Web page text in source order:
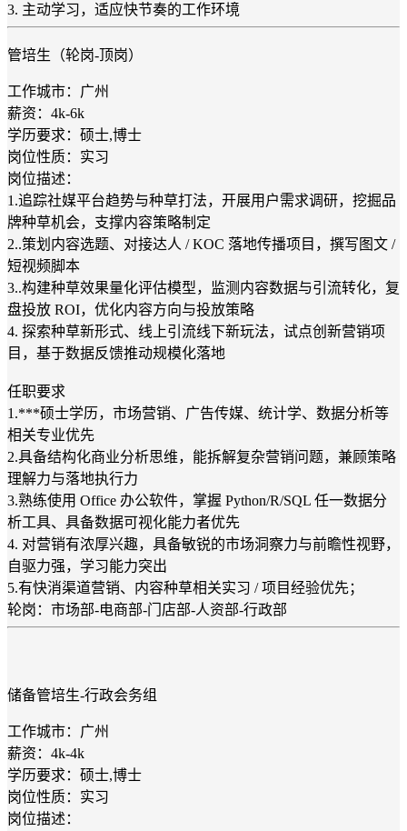
3. 主动学习，适应快节奏的工作环境
管培生（轮岗-顶岗）
工作城市：广州
薪资：4k-6k
学历要求：硕士,博士
岗位性质：实习
岗位描述：
1.追踪社媒平台趋势与种草打法，开展用户需求调研，挖掘品
牌种草机会，支撑内容策略制定
2..策划内容选题、对接达人 / KOC 落地传播项目，撰写图文 /
短视频脚本
3..构建种草效果量化评估模型，监测内容数据与引流转化，复
盘投放 ROI，优化内容方向与投放策略
4. 探索种草新形式、线上引流线下新玩法，试点创新营销项
目，基于数据反馈推动规模化落地
任职要求
1.***硕士学历，市场营销、广告传媒、统计学、数据分析等
相关专业优先
2.具备结构化商业分析思维，能拆解复杂营销问题，兼顾策略
理解力与落地执行力
3.熟练使用 Office 办公软件，掌握 Python/R/SQL 任一数据分
析工具、具备数据可视化能力者优先
4. 对营销有浓厚兴趣，具备敏锐的市场洞察力与前瞻性视野，
自驱力强，学习能力突出
5.有快消渠道营销、内容种草相关实习 / 项目经验优先；
轮岗：市场部-电商部-门店部-人资部-行政部
储备管培生-行政会务组
工作城市：广州
薪资：4k-4k
学历要求：硕士,博士
岗位性质：实习
岗位描述：